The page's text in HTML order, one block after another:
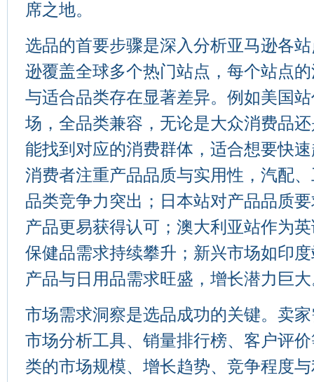
席之地。
选品的首要步骤是深入分析亚马逊各
逊覆盖全球多个热门站点，每个站点
与适合品类存在显著差异。例如美国
场，全品类兼容，无论是大众消费品
能找到对应的消费群体，适合想要快
消费者注重产品品质与实用性，汽配
品类竞争力突出；日本站对产品品质
产品更易获得认可；澳大利亚站作为
保健品需求持续攀升；新兴市场如印
产品与日用品需求旺盛，增长潜力巨
市场需求洞察是选品成功的关键。卖
市场分析工具、销量排行榜、客户评
类的市场规模、增长趋势、竞争程度